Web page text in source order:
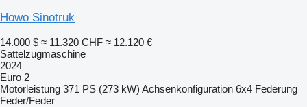
Howo Sinotruk
14.000 $ ≈ 11.320 CHF ≈ 12.120 €
Sattelzugmaschine
2024
Euro 2
Motorleistung 371 PS (273 kW) Achsenkonfiguration 6x4 Federung
Feder/Feder